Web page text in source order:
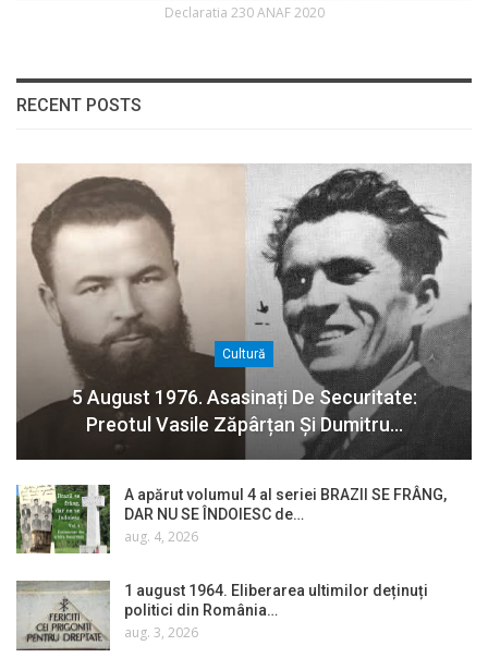
Declaratia 230 ANAF 2020
RECENT POSTS
Cultură
5 August 1976. Asasinați De Securitate:
Preotul Vasile Zăpârțan Și Dumitru…
A apărut volumul 4 al seriei BRAZII SE FRÂNG,
DAR NU SE ÎNDOIESC de…
aug. 4, 2026
1 august 1964. Eliberarea ultimilor deținuți
politici din România…
aug. 3, 2026